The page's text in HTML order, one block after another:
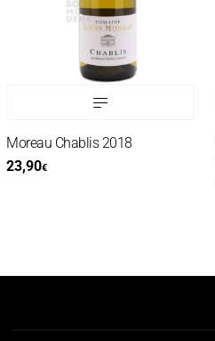
Chablis 2018
€